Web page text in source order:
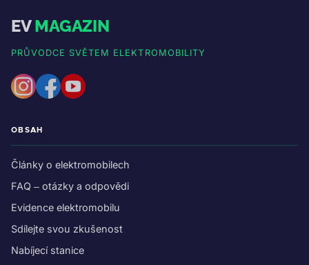
EVMAGAZIN
PRŮVODCE SVĚTEM ELEKTROMOBILITY
OBSAH
Články o elektromobilech
FAQ – otázky a odpovědi
Evidence elektromobilu
Sdílejte svou zkušenost
Nabíjecí stanice